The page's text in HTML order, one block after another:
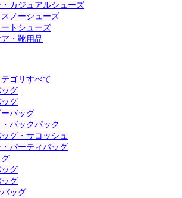
カジュアルシューズ
ノーシューズ
トシューズ
・靴用品
ゴリすべて
グ
ッグ
バッグ
バックパック
グ・サコッシュ
パーティバッグ
グ
グ
ッグ